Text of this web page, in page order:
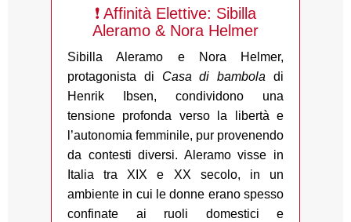
❗ Affinità Elettive: Sibilla
Aleramo & Nora Helmer
Sibilla Aleramo e Nora Helmer,
protagonista di Casa di bambola di
Henrik Ibsen, condividono una
tensione profonda verso la libertà e
l’autonomia femminile, pur provenendo
da contesti diversi. Aleramo visse in
Italia tra XIX e XX secolo, in un
ambiente in cui le donne erano spesso
confinate ai ruoli domestici e